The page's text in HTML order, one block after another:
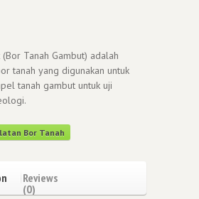
Tanah Gambut) adalah
tanah yang digunakan untuk
tanah gambut untuk uji
Bor Tanah
Reviews
(0)